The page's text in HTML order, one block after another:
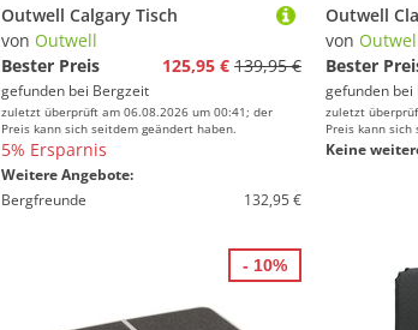
Outwell Calgary Tisch
von Outwell
Bester Preis
125,95 € 139,95 €
gefunden bei Bergzeit
zuletzt überprüft am 06.08.2026 um 00:41; der
Preis kann sich seitdem geändert haben.
5% Ersparnis
Weitere Angebote:
Bergfreunde
132,95 €
Outwell
von
Bester
gefunden bei
zuletzt
Preis kann
Keine
- 10%